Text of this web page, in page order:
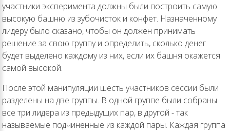
участники эксперимента должны были построить самую
высокую башню из зубочисток и конфет. Назначенному
лидеру было сказано, чтобы он должен принимать
решение за свою группу и определить, сколько денег
будет выделено каждому из них, если их башня окажется
самой высокой.
После этой манипуляции шесть участников сессии были
разделены на две группы. В одной группе были собраны
все три лидера из предыдущих пар, в другой - так
называемые подчиненные из каждой пары. Каждая группа